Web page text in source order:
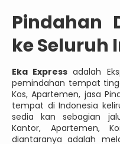
Pindahan
ke Seluruh
Eka Express adalah
pemindahan tempat
Kos, Apartemen, jasa
tempat di Indonesia
sedia kan sebagian
Kantor, Apartemen,
diantaranya adalah